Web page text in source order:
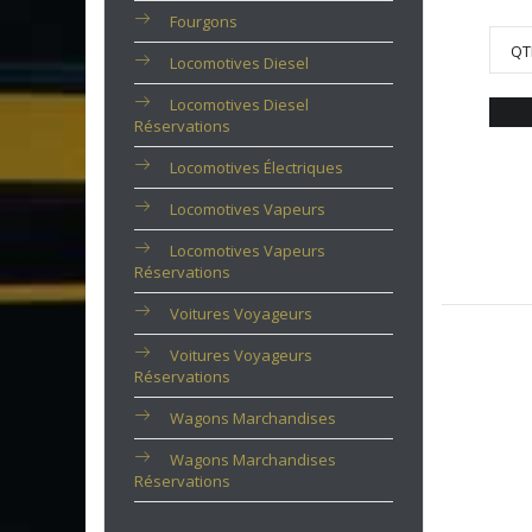
Fourgons
Locomotives Diesel
Locomotives Diesel
Réservations
Locomotives Électriques
Locomotives Vapeurs
Locomotives Vapeurs
Réservations
Voitures Voyageurs
Voitures Voyageurs
Réservations
Wagons Marchandises
Wagons Marchandises
Réservations